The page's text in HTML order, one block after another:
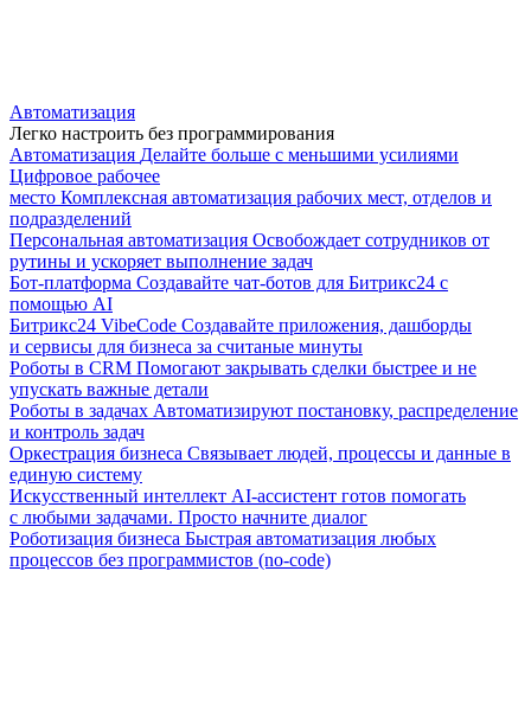
Автоматизация
Легко настроить без программирования
Автоматизация Делайте больше с меньшими усилиями
Цифровое рабочее
место Комплексная автоматизация рабочих мест, отделов и
подразделений
Персональная автоматизация Освобождает сотрудников от
рутины и ускоряет выполнение задач
Бот-платформа Создавайте чат-ботов для Битрикс24 с
помощью AI
Битрикс24 VibeCode Создавайте приложения, дашборды
и сервисы для бизнеса за считаные минуты
Роботы в CRM Помогают закрывать сделки быстрее и не
упускать важные детали
Роботы в задачах Автоматизируют постановку, распределение
и контроль задач
Оркестрация бизнеса Связывает людей, процессы и данные в
единую систему
Искусственный интеллект AI-ассистент готов помогать
с любыми задачами. Просто начните диалог
Роботизация бизнеса Быстрая автоматизация любых
процессов без программистов (no-code)